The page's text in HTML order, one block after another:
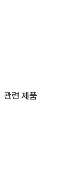
관련 제품